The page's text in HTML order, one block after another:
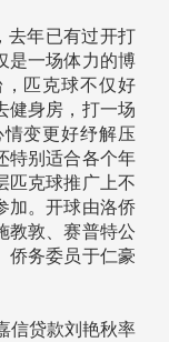
去年已有过开打
是一场体力的博
匹克球不仅好
健身房，打一场
变更好纾解压
特别适合各个年
匹克球推广上不
加。开球由洛侨
教敦、赛普特公
侨务委员于仁豪
信贷款刘艳秋率